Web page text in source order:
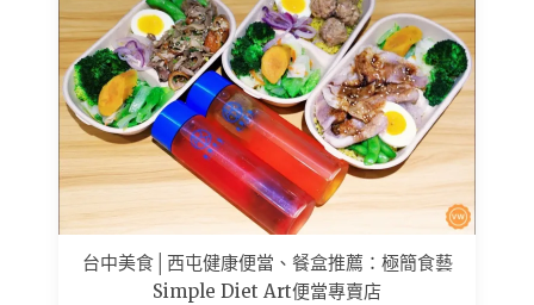
台中美食│西屯健康便當、餐盒推薦：極簡食藝
Simple Diet Art便當專賣店